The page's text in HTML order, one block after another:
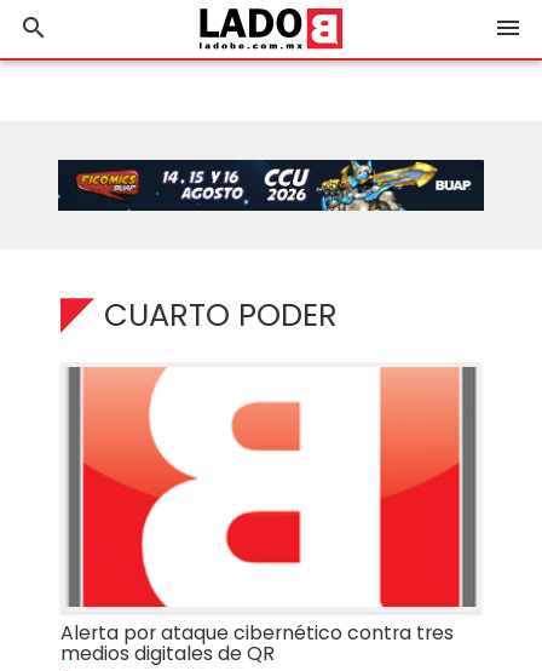
search menu
CUARTO PODER
Alerta por ataque cibernético contra tres
medios digitales de QR